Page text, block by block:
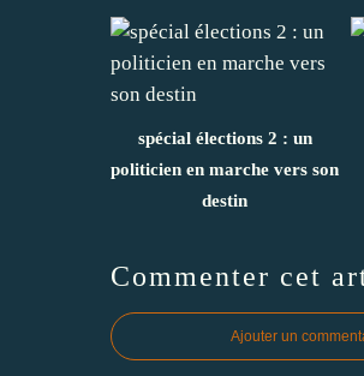
spécial élections 2 : un
politicien en marche vers son
destin
Commenter cet
Ajouter un